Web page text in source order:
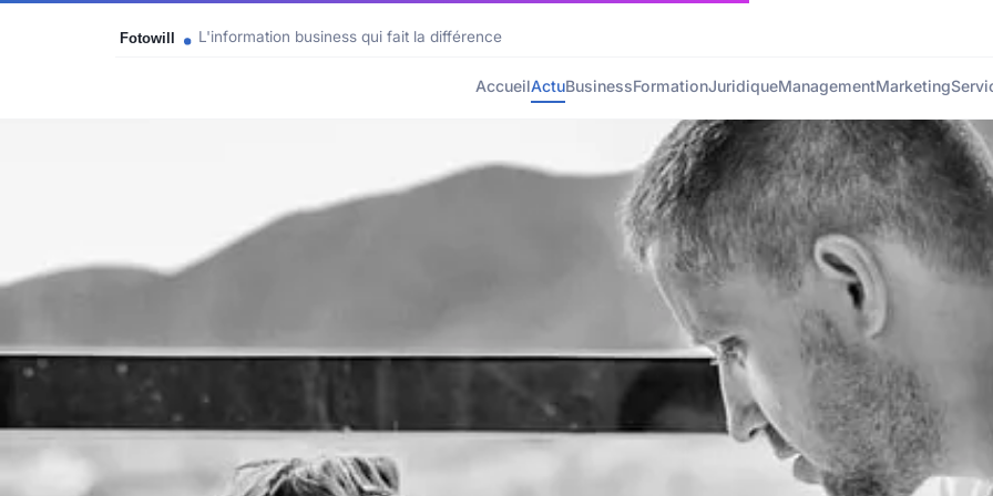
L'information business qui fait la différence
AccueilActuBusinessFormationJuridiqueManagementMarketing